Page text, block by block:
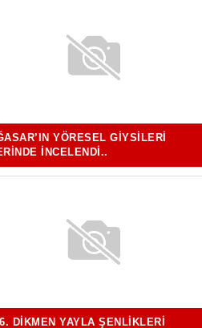
YÖRESEL GIYSILERI
İNCELENDI..
DIKMEN YAYLA ŞENLIKLERI